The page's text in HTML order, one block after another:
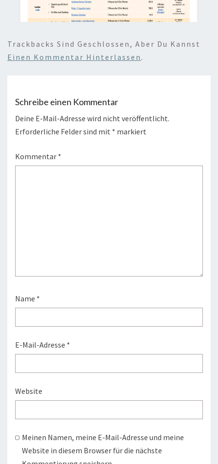
Trackbacks Sind Geschlossen, Aber Du Kannst
Einen Kommentar Hinterlassen .
Schreibe einen Kommentar
Deine E-Mail-Adresse wird nicht veröffentlicht.
Erforderliche Felder sind mit * markiert
Kommentar *
Name *
E-Mail-Adresse *
Website
Meinen Namen, meine E-Mail-Adresse und meine
Website in diesem Browser für die nächste